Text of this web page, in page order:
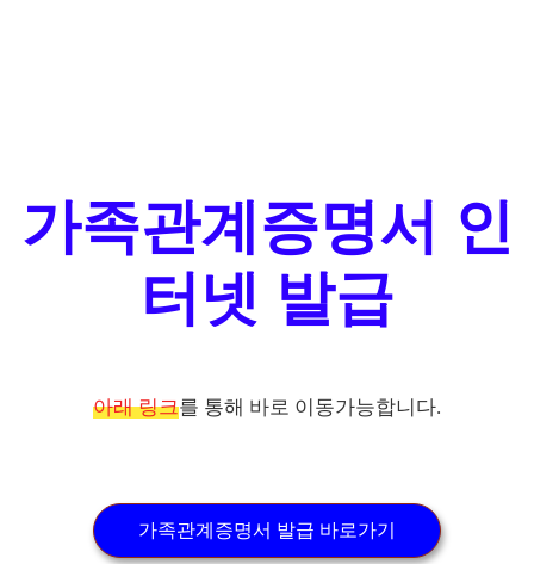
가족관계증명서 인
터넷 발급
아래 링크를 통해 바로 이동가능합니다.
가족관계증명서 발급 바로가기